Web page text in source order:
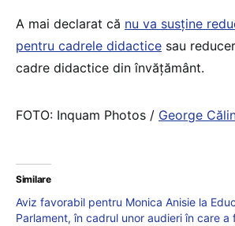
A mai declarat că nu va susține
pentru cadrele didactice sau
cadre didactice din învățământ.
FOTO: Inquam Photos / George
Similare
Aviz favorabil pentru Monica Anisie la
Parlament, în cadrul unor audieri în care a